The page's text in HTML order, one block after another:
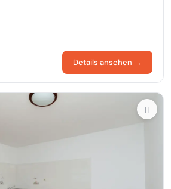
Details ansehen →